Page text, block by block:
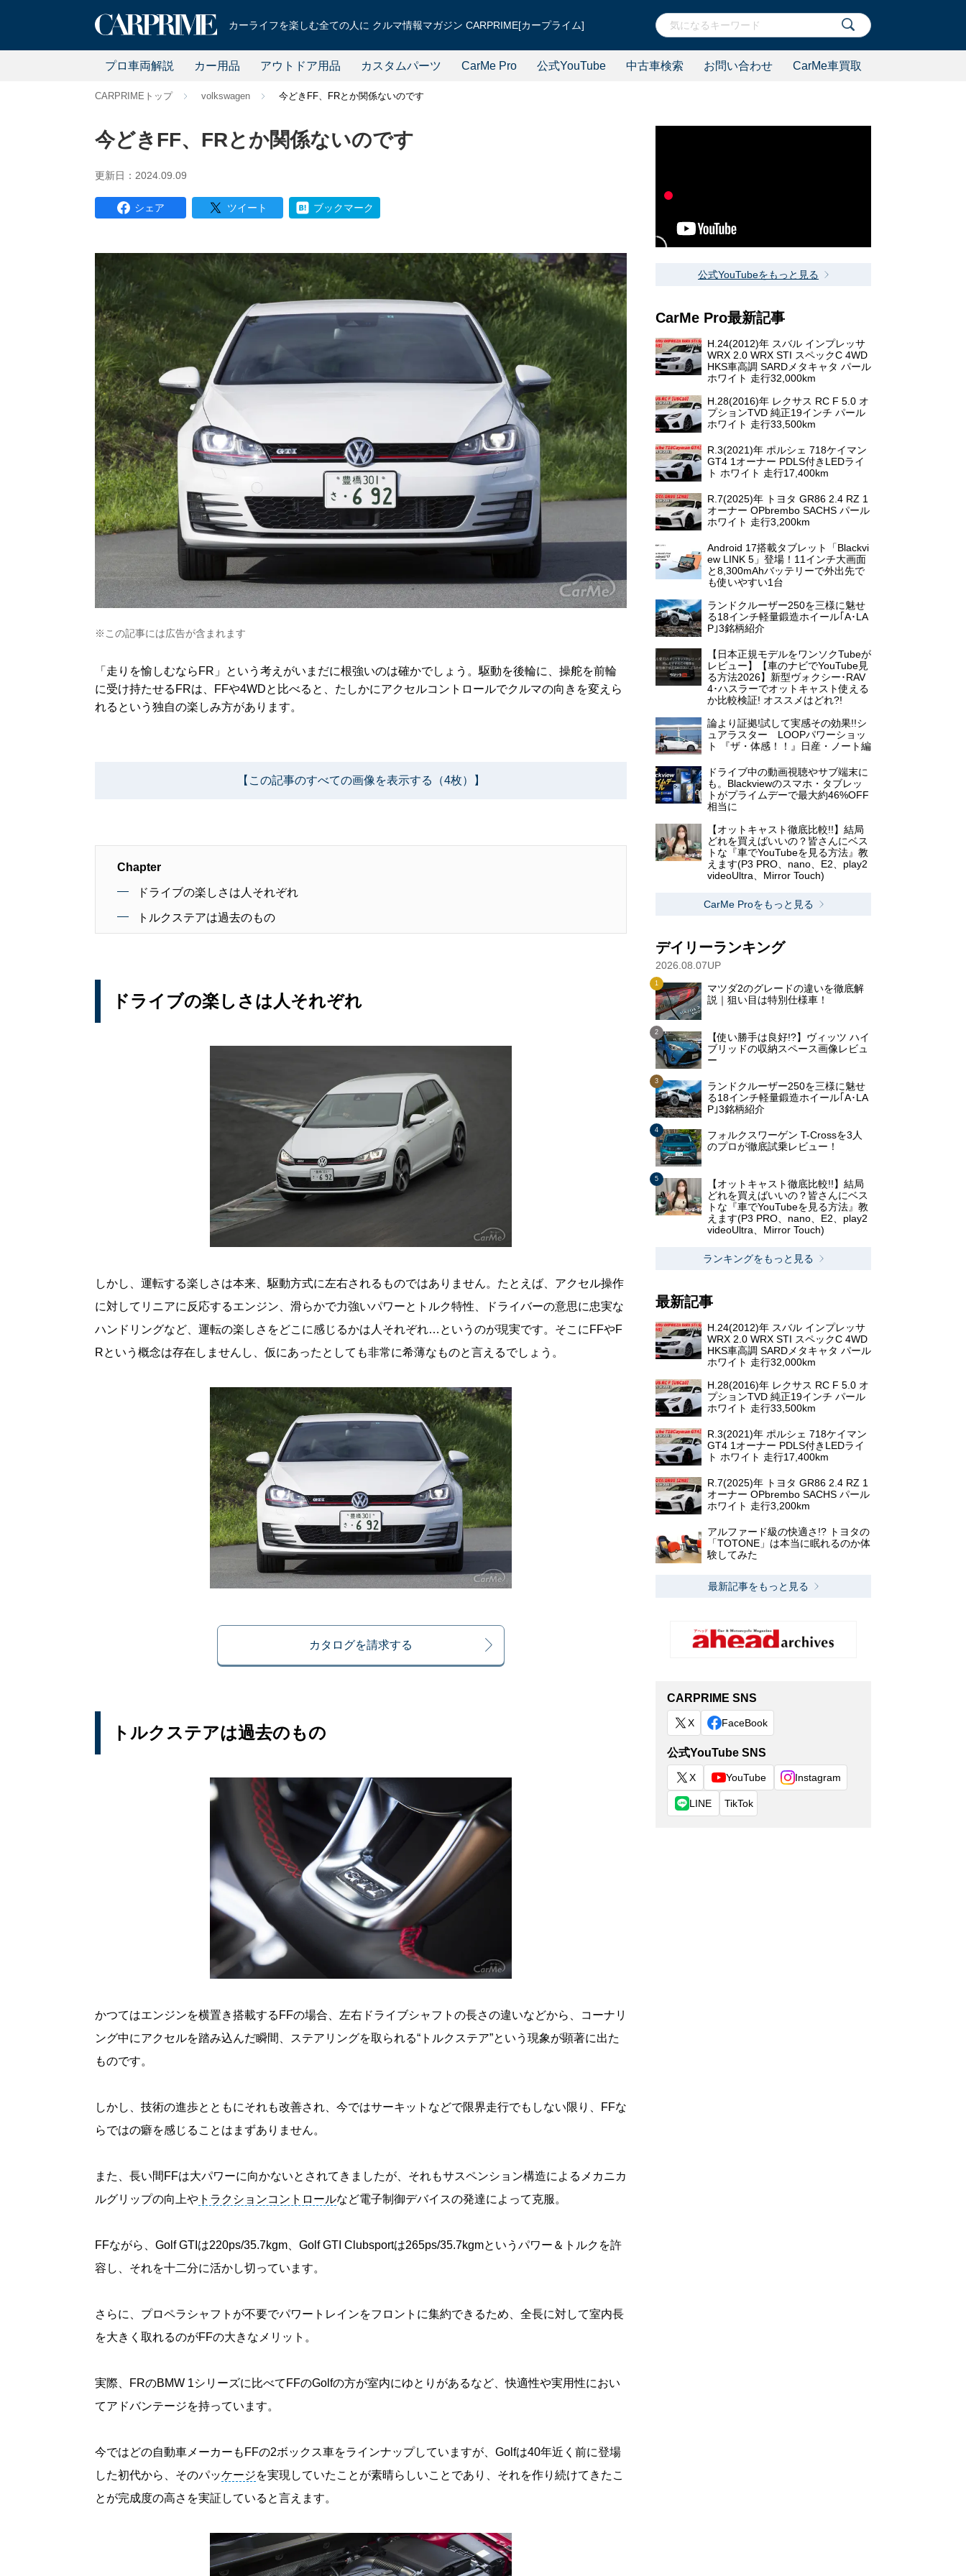
カーライフを楽しむ全ての人に クルマ情報マガジン CARPRIME[カープライム]
プロ車両解説 カー用品 アウトドア用品 カスタムパーツ CarMe Pro 公式YouTube 中古車検索 お問い合わせ CarMe車買取
CARPRIMEトップ volkswagen 今どきFF、FRとか関係ないのです
今どきFF、FRとか関係ないのです
更新日：2024.09.09
シェア ツイート ブックマーク
※この記事には広告が含まれます
「走りを愉しむならFR」という考えがいまだに根強いのは確かでしょう。駆動を後輪に、操舵を前輪
に受け持たせるFRは、FFや4WDと比べると、たしかにアクセルコントロールでクルマの向きを変えら
れるという独自の楽しみ方があります。
【この記事のすべての画像を表示する（4枚）】
Chapter
ドライブの楽しさは人それぞれ
トルクステアは過去のもの
ドライブの楽しさは人それぞれ
しかし、運転する楽しさは本来、駆動方式に左右されるものではありません。たとえば、アクセル操作
に対してリニアに反応するエンジン、滑らかで力強いパワーとトルク特性、ドライバーの意思に忠実な
ハンドリングなど、運転の楽しさをどこに感じるかは人それぞれ…というのが現実です。そこにFFやF
Rという概念は存在しませんし、仮にあったとしても非常に希薄なものと言えるでしょう。
カタログを請求する
トルクステアは過去のもの
かつてはエンジンを横置き搭載するFFの場合、左右ドライブシャフトの長さの違いなどから、コーナリ
ング中にアクセルを踏み込んだ瞬間、ステアリングを取られる“トルクステア”という現象が顕著に出た
ものです。
しかし、技術の進歩とともにそれも改善され、今ではサーキットなどで限界走行でもしない限り、FFな
らではの癖を感じることはまずありません。
また、長い間FFは大パワーに向かないとされてきましたが、それもサスペンション構造によるメカニカ
ルグリップの向上や トラクションコントロールなど電子制御デバイスの発達によって克服。
FFながら、Golf GTIは220ps/35.7kgm、Golf GTI Clubsportは265ps/35.7kgmというパワー＆トルクを許
容し、それを十二分に活かし切っています。
さらに、プロペラシャフトが不要でパワートレインをフロントに集約できるため、全長に対して室内長
を大きく取れるのがFFの大きなメリット。
実際、FRのBMW 1シリーズに比べてFFのGolfの方が室内にゆとりがあるなど、快適性や実用性におい
てアドバンテージを持っています。
今ではどの自動車メーカーもFFの2ボックス車をラインナップしていますが、Golfは40年近く前に登場
した初代から、そのパッケージを実現していたことが素晴らしいことであり、それを作り続けてきたこ
とが完成度の高さを実証していると言えます。
公式YouTubeをもっと見る
CarMe Pro最新記事
H.24(2012)年 スバル インプレッサ
WRX 2.0 WRX STI スペックC 4WD
HKS車高調 SARDメタキャタ パール
ホワイト 走行32,000km
H.28(2016)年 レクサス RC F 5.0 オ
プションTVD 純正19インチ パール
ホワイト 走行33,500km
R.3(2021)年 ポルシェ 718ケイマン
GT4 1オーナー PDLS付きLEDライ
ト ホワイト 走行17,400km
R.7(2025)年 トヨタ GR86 2.4 RZ 1
オーナー OPbrembo SACHS パール
ホワイト 走行3,200km
Android 17搭載タブレット「Blackvi
ew LINK 5」登場！11インチ大画面
と8,300mAhバッテリーで外出先で
も使いやすい1台
ランドクルーザー250を三様に魅せ
る18インチ軽量鍛造ホイール｢A･LA
P｣3銘柄紹介
【日本正規モデルをワンソクTubeが
レビュー】【車のナビでYouTube見
る方法2026】新型ヴォクシー･RAV
4･ハスラーでオットキャスト使える
か比較検証! オススメはどれ?!
論より証拠!試して実感その効果!!シ
ュアラスター LOOPパワーショッ
ト 『ザ・体感！！』日産・ノート編
ドライブ中の動画視聴やサブ端末に
も。Blackviewのスマホ・タブレッ
トがプライムデーで最大約46%OFF
相当に
【オットキャスト徹底比較!!】結局
どれを買えばいいの？皆さんにベス
トな『車でYouTubeを見る方法』教
えます(P3 PRO、nano、E2、play2
videoUltra、Mirror Touch)
CarMe Proをもっと見る
デイリーランキング
2026.08.07UP
マツダ2のグレードの違いを徹底解
説｜狙い目は特別仕様車！
【使い勝手は良好!?】ヴィッツ ハイ
ブリッドの収納スペース画像レビュ
ー
ランドクルーザー250を三様に魅せ
る18インチ軽量鍛造ホイール｢A･LA
P｣3銘柄紹介
フォルクスワーゲン T-Crossを3人
のプロが徹底試乗レビュー！
【オットキャスト徹底比較!!】結局
どれを買えばいいの？皆さんにベス
トな『車でYouTubeを見る方法』教
えます(P3 PRO、nano、E2、play2
videoUltra、Mirror Touch)
ランキングをもっと見る
最新記事
H.24(2012)年 スバル インプレッサ
WRX 2.0 WRX STI スペックC 4WD
HKS車高調 SARDメタキャタ パール
ホワイト 走行32,000km
H.28(2016)年 レクサス RC F 5.0 オ
プションTVD 純正19インチ パール
ホワイト 走行33,500km
R.3(2021)年 ポルシェ 718ケイマン
GT4 1オーナー PDLS付きLEDライ
ト ホワイト 走行17,400km
R.7(2025)年 トヨタ GR86 2.4 RZ 1
オーナー OPbrembo SACHS パール
ホワイト 走行3,200km
アルファード級の快適さ!? トヨタの
「TOTONE」は本当に眠れるのか体
験してみた
最新記事をもっと見る
CARPRIME SNS
X FaceBook
公式YouTube SNS
X YouTube Instagram
LINE TikTok